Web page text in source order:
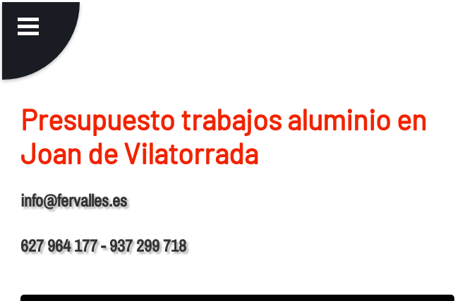
Presupuesto trabajos aluminio en
Joan de Vilatorrada
info@fervalles.es
627 964 177 - 937 299 718